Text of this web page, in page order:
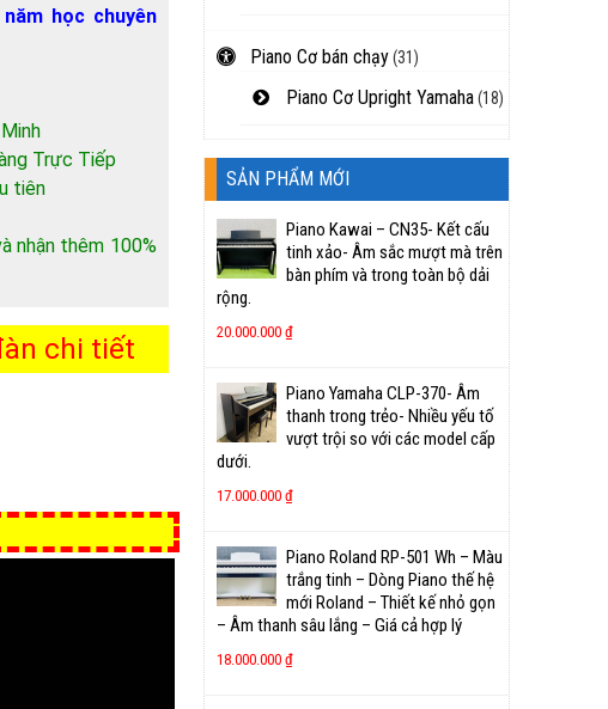
học chuyên
Trực Tiếp
tiên
nhận thêm 100%
chi tiết
Piano Cơ bán chạy(31)
Piano Cơ Upright Yamaha(18)
SẢN PHẨM MỚI
Piano Kawai – CN35- Kết cấu
tinh xảo- Âm sắc mượt mà trên
bàn phím và trong toàn bộ dải
rộng.
20.000.000 ₫
Piano Yamaha CLP-370- Âm
thanh trong trẻo- Nhiều yếu tố
vượt trội so với các model cấp
dưới.
17.000.000 ₫
Piano Roland RP-501 Wh – Màu
trắng tinh – Dòng Piano thế hệ
mới Roland – Thiết kế nhỏ gọn
– Âm thanh sâu lắng – Giá cả hợp lý
18.000.000 ₫